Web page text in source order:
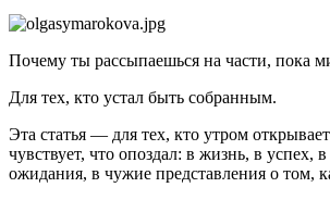
Почему ты рассыпаешься на части, пока
Для тех, кто устал быть собранным.
Эта статья — для тех, кто утром
чувствует, что опоздал: в жизнь, в успех,
ожидания, в чужие представления о том,